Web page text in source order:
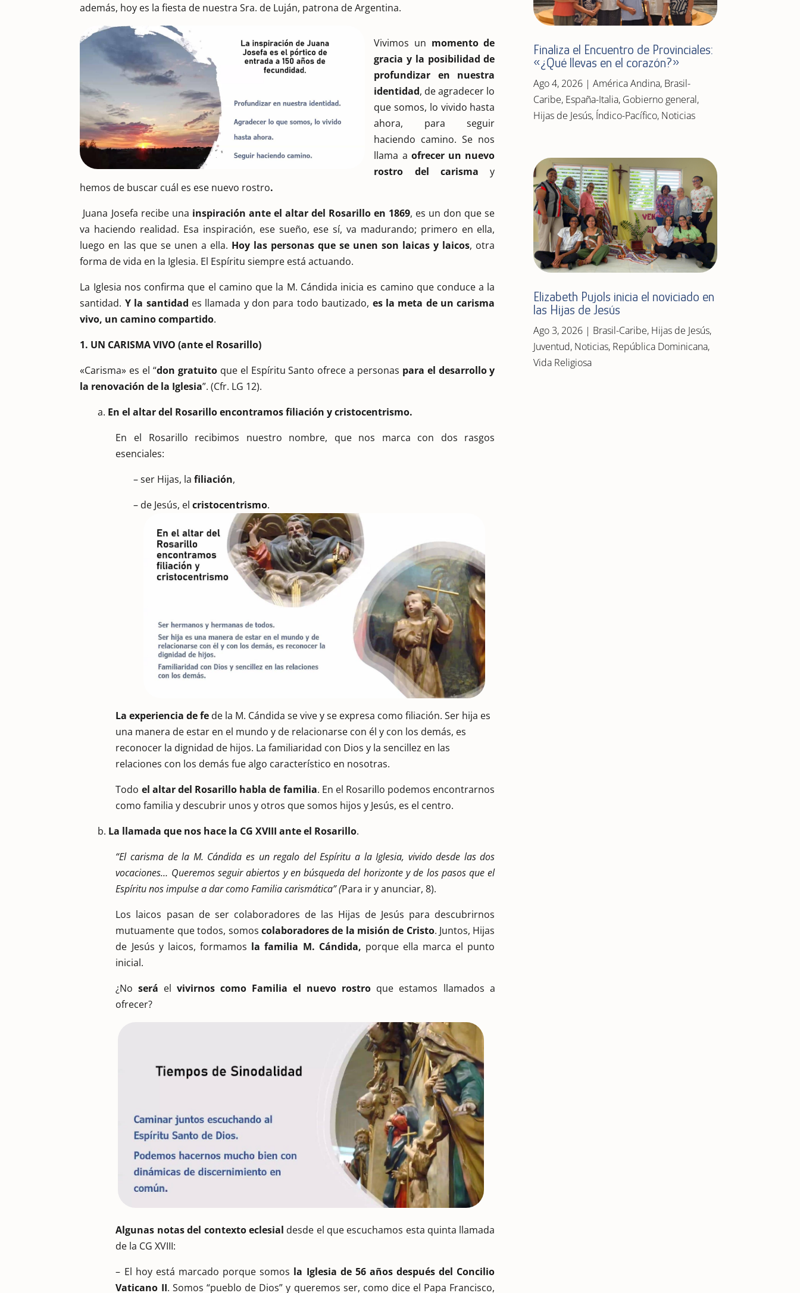
además, hoy es la fiesta de nuestra Sra. de Luján, patrona de Argentina.
Vivimos un momento de
gracia y la posibilidad de
profundizar en nuestra
identidad, de agradecer lo
que somos, lo vivido hasta
ahora, para seguir
haciendo camino. Se nos
llama a ofrecer un nuevo
rostro del carisma y
hemos de buscar cuál es ese nuevo rostro.
Juana Josefa recibe una inspiración ante el altar del Rosarillo en 1869, es un don que se
va haciendo realidad. Esa inspiración, ese sueño, ese sí, va madurando; primero en ella,
luego en las que se unen a ella. Hoy las personas que se unen son laicas y laicos, otra
forma de vida en la Iglesia. El Espíritu siempre está actuando.
La Iglesia nos confirma que el camino que la M. Cándida inicia es camino que conduce a la
santidad. Y la santidad es llamada y don para todo bautizado, es la meta de un carisma
vivo, un camino compartido.
1. UN CARISMA VIVO (ante el Rosarillo)
«Carisma» es el “don gratuitoque el Espíritu Santo ofrece a personas para el desarrollo y
la renovación de la Iglesia”. (Cfr. LG 12).
a. En el altar del Rosarillo encontramos filiación y cristocentrismo.
En el Rosarillo recibimos nuestro nombre, que nos marca con dos rasgos
esenciales:
– ser Hijas, lafiliación,
– de Jesús, elcristocentrismo.
La experiencia de fe de la M. Cándida se vive y se expresa como filiación. Ser hija es
una manera de estar en el mundo y de relacionarse con él y con los demás, es
reconocer la dignidad de hijos. La familiaridad con Dios y la sencillez en las
relaciones con los demás fue algo característico en nosotras.
Todo el altar del Rosarillo habla de familia. En el Rosarillo podemos encontrarnos
como familia y descubrir unos y otros que somos hijos y Jesús, es el centro.
b. La llamada que nos hace la CG XVIII ante el Rosarillo.
“El carisma de la M. Cándida es un regalo del Espíritu a la Iglesia, vivido desde las dos
vocaciones… Queremos seguir abiertos y en búsqueda del horizonte y de los pasos que el
Espíritu nos impulse a dar como Familia carismática” (Para ir y anunciar, 8).
Los laicos pasan de ser colaboradores de las Hijas de Jesús para descubrirnos
mutuamente que todos, somos colaboradores de la misión de Cristo. Juntos, Hijas
de Jesús y laicos, formamos la familia M. Cándida, porque ella marca el punto
inicial.
¿Noserá elvivirnos como Familia el nuevo rostro que estamos llamados a
ofrecer?
Algunas notas del contexto eclesial desde el que escuchamos esta quinta llamada
de la CG XVIII:
– El hoy está marcado porque somos la Iglesia de 56 años después del Concilio
Vaticano II. Somos “pueblo de Dios” y queremos ser, como dice el Papa Francisco,
Finaliza el Encuentro de Provinciales:
«¿Qué llevas en el corazón?»
Ago 4, 2026| América Andina, Brasil-
Caribe, España-Italia, Gobierno general,
Hijas de Jesús, Índico-Pacífico, Noticias
Elizabeth Pujols inicia el noviciado en
las Hijas de Jesús
Ago 3, 2026| Brasil-Caribe, Hijas de Jesús,
Juventud, Noticias, República Dominicana,
Vida Religiosa